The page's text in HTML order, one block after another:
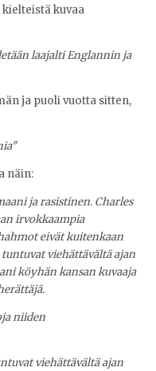
kuvaa
laajalti Englannin ja
ja puoli vuotta sitten,
näin:
ja rasistinen. Charles
irvokkaampia
eivät kuitenkaan
viehättävältä ajan
köyhän kansan kuvaaja
niiden
viehättävältä ajan